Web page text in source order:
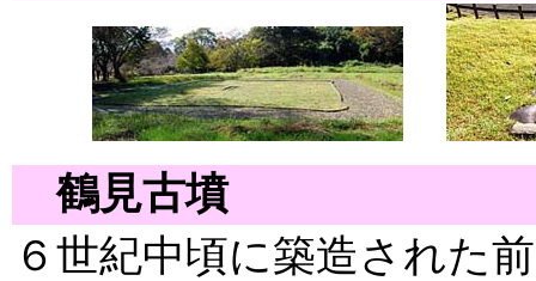
鶴見古墳
６世紀中頃に築造された